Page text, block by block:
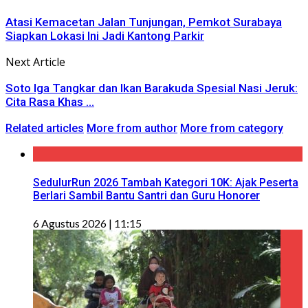
Atasi Kemacetan Jalan Tunjungan, Pemkot Surabaya
Siapkan Lokasi Ini Jadi Kantong Parkir
Next Article
Soto Iga Tangkar dan Ikan Barakuda Spesial Nasi Jeruk:
Cita Rasa Khas ...
Related articles More from author More from category
SedulurRun 2026 Tambah Kategori 10K: Ajak Peserta
Berlari Sambil Bantu Santri dan Guru Honorer
6 Agustus 2026 | 11:15